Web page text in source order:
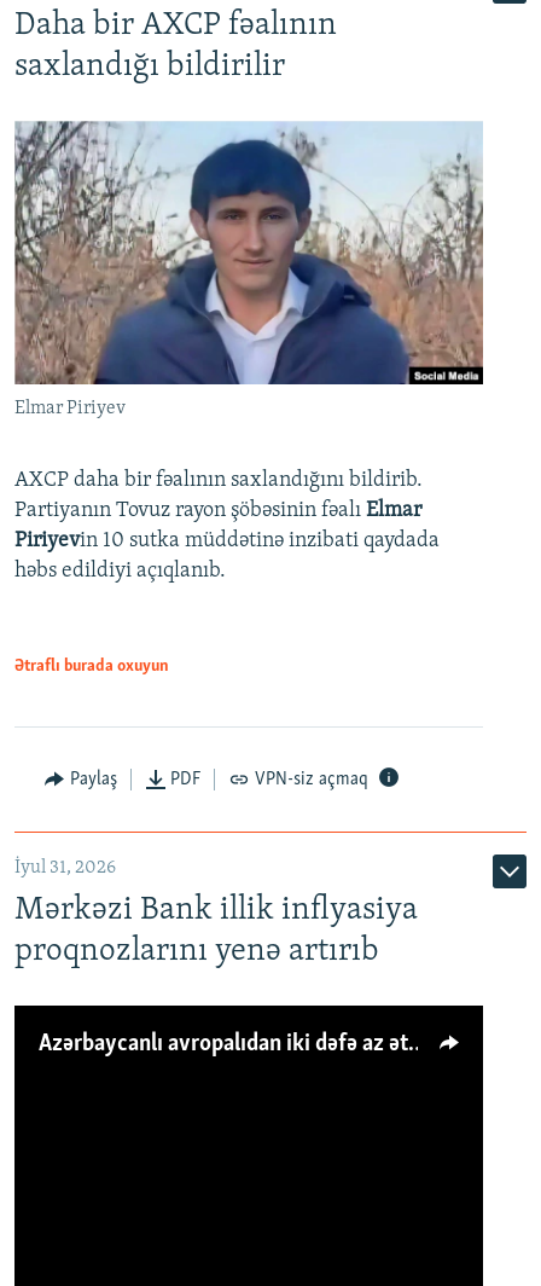
Daha bir AXCP fəalının
saxlandığı bildirilir
Elmar Piriyev
AXCP daha bir fəalının saxlandığını bildirib.
Partiyanın Tovuz rayon şöbəsinin fəalı Elmar
Piriyevin 10 sutka müddətinə inzibati qaydada
həbs edildiyi açıqlanıb.
Ətraflı burada oxuyun
Paylaş PDF VPN-siz açmaq
İyul 31, 2026
Mərkəzi Bank illik inflyasiya
proqnozlarını yenə artırıb
Azərbaycanlı avropalıdan iki dəfə az ət yeyir, amma... 'Qiymət artımı qaçılmazdır'